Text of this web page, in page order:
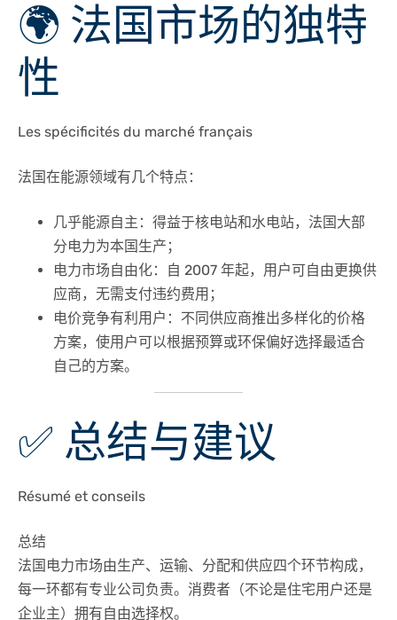
🌍 法国市场的独特
性
Les spécificités du marché français
法国在能源领域有几个特点：
几乎能源自主 ：得益于核电站和水电站，法国大部
分电力为本国生产；
电力市场自由化：自 2007 年起，用户可自由更换供
应商，无需支付违约费用；
电价竞争有利用户 ：不同供应商推出多样化的价格
方案，使用户可以根据预算或环保偏好选择最适合
自己的方案。
✅ 总结与建议
Résumé et conseils
总结
法国电力市场由生产、运输、分配和供应四个环节构成，
每一环都有专业公司负责。消费者（不论是住宅用户还是
企业主）拥有自由选择权。